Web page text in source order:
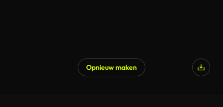
Opnieuw maken